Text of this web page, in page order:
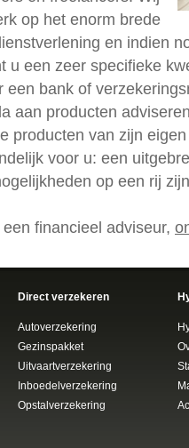
op het enorm brede
en indien
u een zeer specifieke
een bank of
aan producten
producten van zijn
voor u: een
op een rij
financieel adviseur,
Direct verzekeren
Autoverzekering
Gezinspakket
Uitvaartverzekering
Inboedelverzekering
Opstalverzekering